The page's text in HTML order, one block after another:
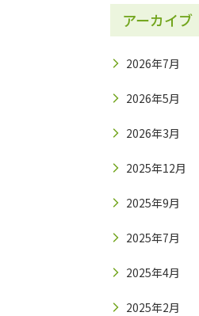
アーカイブ
2026年7月
2026年5月
2026年3月
2025年12月
2025年9月
2025年7月
2025年4月
2025年2月